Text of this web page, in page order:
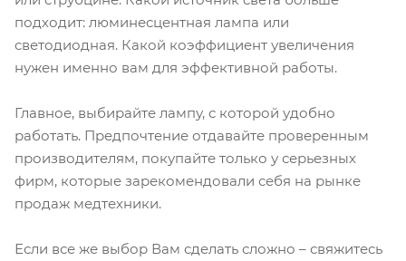
подходит: люминесцентная лампа или
светодиодная. Какой коэффициент увеличения
нужен именно вам для эффективной работы.
Главное, выбирайте лампу, с которой удобно
работать. Предпочтение отдавайте проверенным
производителям, покупайте только у серьезных
фирм, которые зарекомендовали себя на рынке
продаж медтехники.
Если все же выбор Вам сделать сложно – свяжитесь